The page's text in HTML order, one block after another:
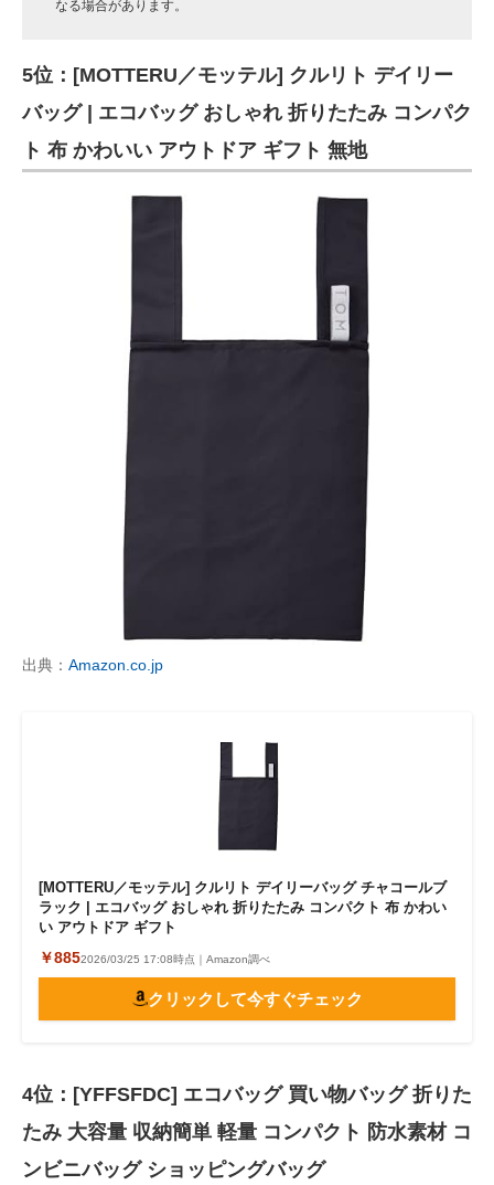
なる場合があります。
5位：[MOTTERU／モッテル] クルリト デイリー
バッグ | エコバッグ おしゃれ 折りたたみ コンパク
ト 布 かわいい アウトドア ギフト 無地
出典： Amazon.co.jp
[MOTTERU／モッテル] クルリト デイリーバッグ チャコールブ
ラック | エコバッグ おしゃれ 折りたたみ コンパクト 布 かわい
い アウトドア ギフト
￥8852026/03/25 17:08時点｜Amazon調べ
クリックして今すぐチェック
4位：[YFFSFDC] エコバッグ 買い物バッグ 折りた
たみ 大容量 収納簡単 軽量 コンパクト 防水素材 コ
ンビニバッグ ショッピングバッグ